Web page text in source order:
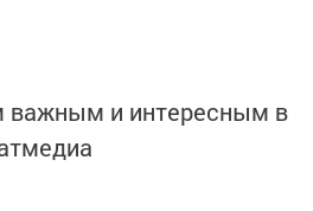
важным и интересным в